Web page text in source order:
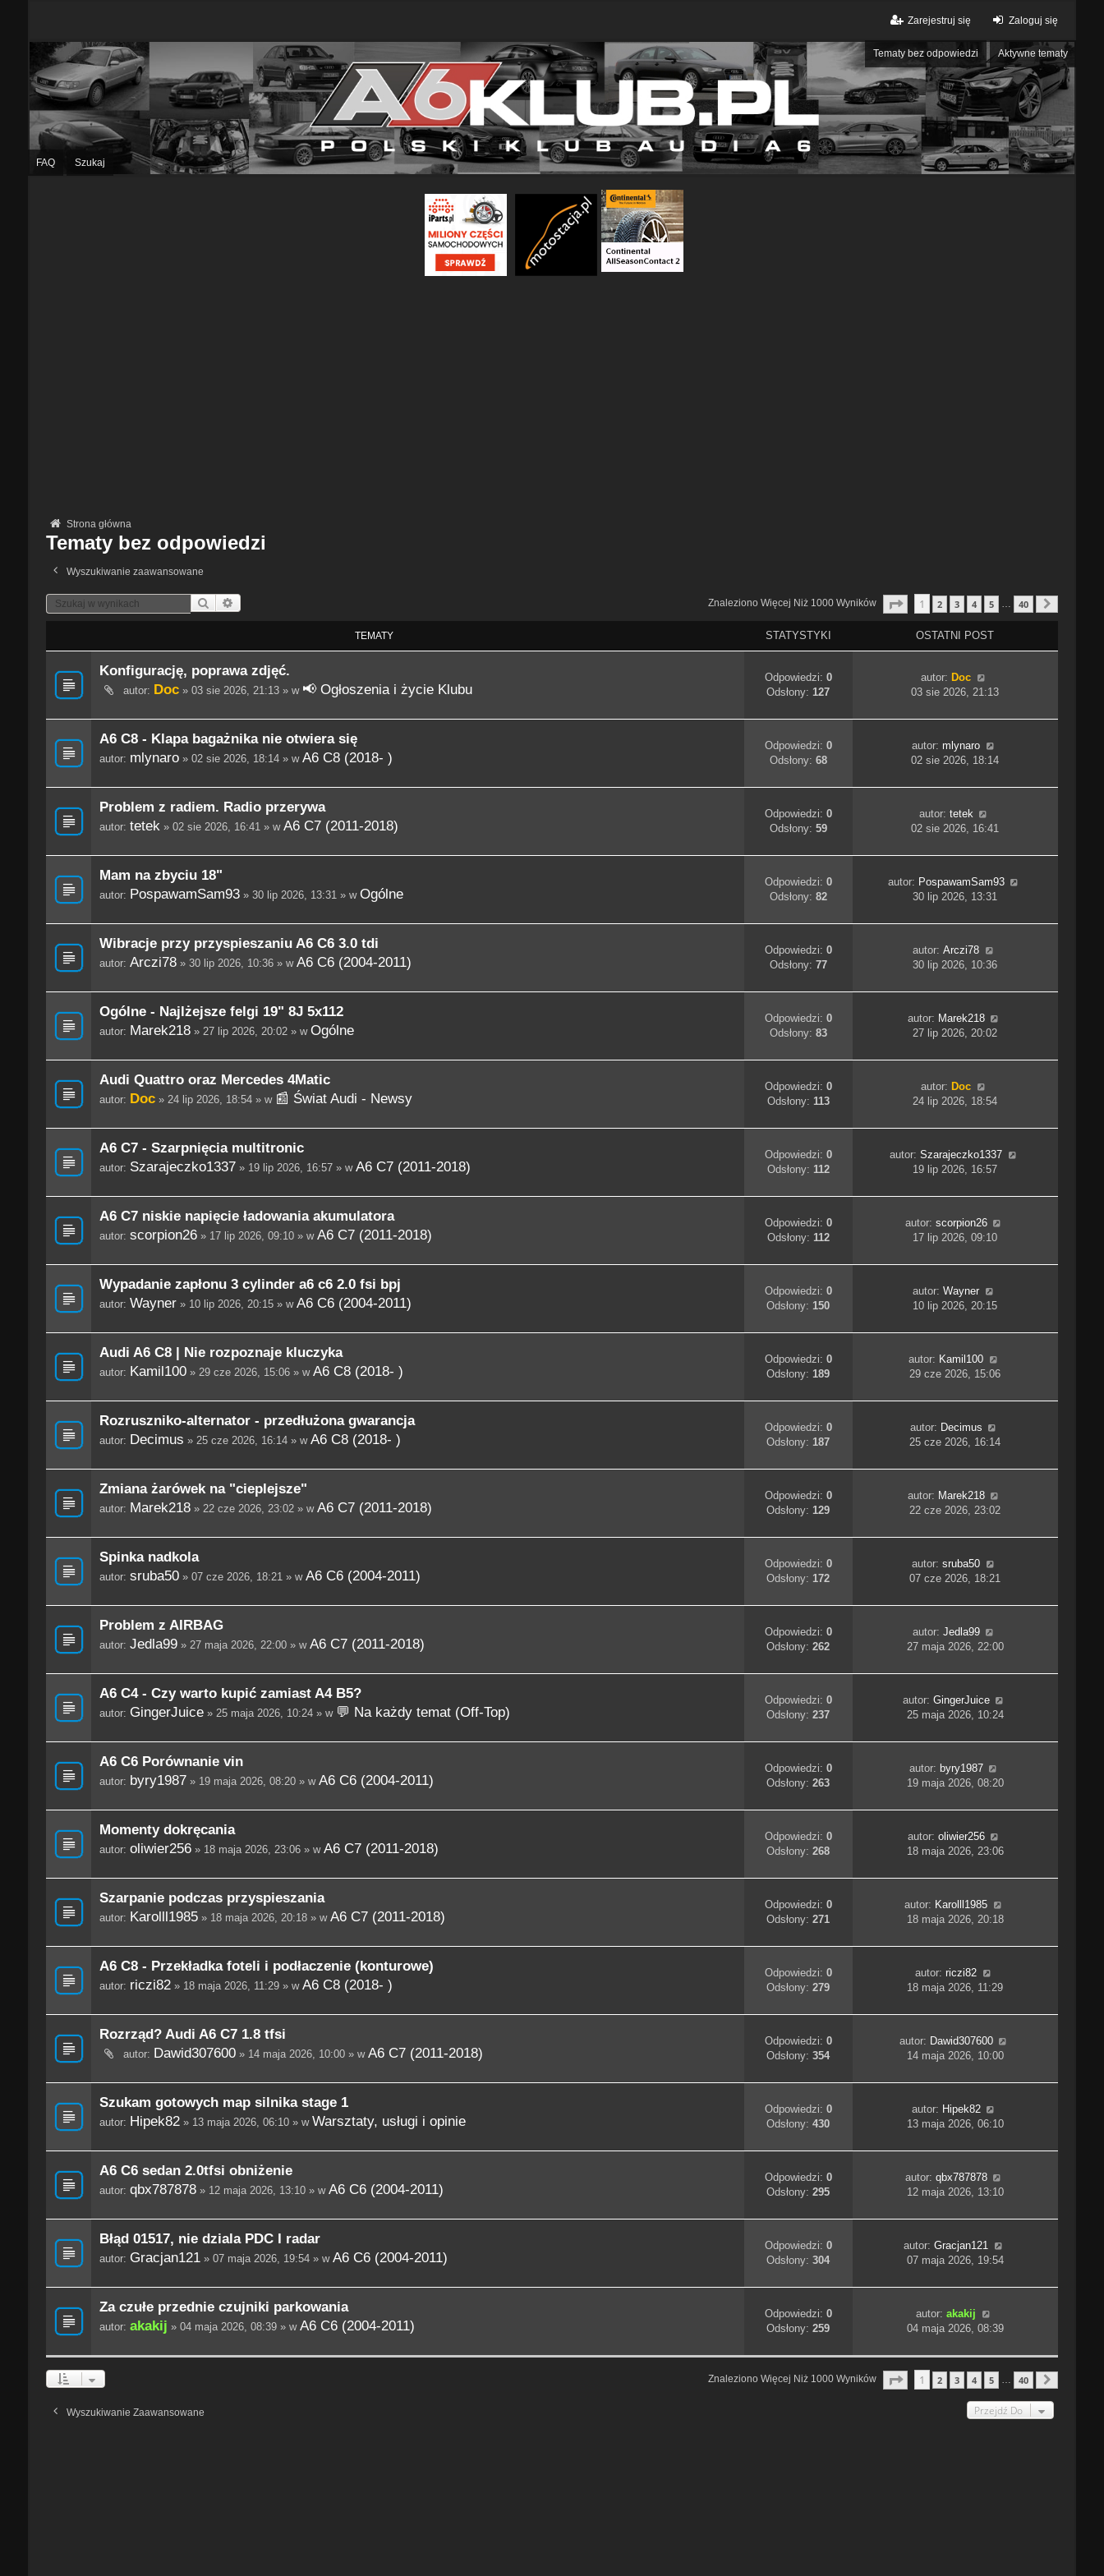
Zaloguj się
Zarejestruj się
Tematy bez odpowiedzi Aktywne tematy
FAQ Szukaj
Strona główna
Tematy bez odpowiedzi
Wyszukiwanie zaawansowane
Szukaj Znaleziono Więcej Niż 1000 Wyników Strona 1Z 40
1 2 3 4 5 … 40
TEMATY STATYSTYKI OSTATNI POST
Konfigurację, poprawa zdjęć.
autor: Doc» 03 sie 2026, 21:13 » w 📢 Ogłoszenia i życie Klubu
Odpowiedzi: 0
Odsłony:127
autor: Doc
03 sie 2026, 21:13
A6 C8 - Klapa bagażnika nie otwiera się
autor: mlynaro» 02 sie 2026, 18:14 » w A6 C8 (2018- )
Odpowiedzi: 0
Odsłony: 68
autor: mlynaro
02 sie 2026, 18:14
Problem z radiem. Radio przerywa
autor: tetek» 02 sie 2026, 16:41 » w A6 C7 (2011-2018)
Odpowiedzi: 0
Odsłony: 59
autor: tetek
02 sie 2026, 16:41
Mam na zbyciu 18"
autor: PospawamSam93» 30 lip 2026, 13:31 » w Ogólne
Odpowiedzi: 0
Odsłony: 82
autor: PospawamSam93
30 lip 2026, 13:31
Wibracje przy przyspieszaniu A6 C6 3.0 tdi
autor: Arczi78» 30 lip 2026, 10:36 » w A6 C6 (2004-2011)
Odpowiedzi: 0
Odsłony: 77
autor:Arczi78
30 lip 2026, 10:36
Ogólne - Najlżejsze felgi 19" 8J 5x112
autor: Marek218» 27 lip 2026, 20:02 » w Ogólne
Odpowiedzi: 0
Odsłony: 83
autor: Marek218
27 lip 2026, 20:02
Audi Quattro oraz Mercedes 4Matic
autor: Doc» 24 lip 2026, 18:54 » w 📰 Świat Audi - Newsy
Odpowiedzi: 0
Odsłony: 113
autor: Doc
24 lip 2026, 18:54
A6 C7 - Szarpnięcia multitronic
autor: Szarajeczko1337 » 19 lip 2026, 16:57 » w A6 C7 (2011-2018)
Odpowiedzi: 0
Odsłony: 112
autor:Szarajeczko1337
19 lip 2026, 16:57
A6 C7 niskie napięcie ładowania akumulatora
autor: scorpion26» 17 lip 2026, 09:10 » w A6 C7 (2011-2018)
Odpowiedzi: 0
Odsłony: 112
autor: scorpion26
17 lip 2026, 09:10
Wypadanie zapłonu 3 cylinder a6 c6 2.0 fsi bpj
autor: Wayner» 10 lip 2026, 20:15 » w A6 C6 (2004-2011)
Odpowiedzi: 0
Odsłony:150
autor:Wayner
10 lip 2026, 20:15
Audi A6 C8 | Nie rozpoznaje kluczyka
autor: Kamil100» 29 cze 2026, 15:06 » w A6 C8 (2018- )
Odpowiedzi: 0
Odsłony:189
autor: Kamil100
29 cze 2026, 15:06
Rozruszniko-alternator - przedłużona gwarancja
autor: Decimus » 25 cze 2026, 16:14 » w A6 C8 (2018- )
Odpowiedzi: 0
Odsłony:187
autor: Decimus
25 cze 2026, 16:14
Zmiana żarówek na "cieplejsze"
autor: Marek218» 22 cze 2026, 23:02 » w A6 C7 (2011-2018)
Odpowiedzi: 0
Odsłony:129
autor: Marek218
22 cze 2026, 23:02
Spinka nadkola
autor: sruba50» 07 cze 2026, 18:21 » w A6 C6 (2004-2011)
Odpowiedzi: 0
Odsłony:172
autor:sruba50
07 cze 2026, 18:21
Problem z AIRBAG
autor: Jedla99» 27 maja 2026, 22:00 » w A6 C7 (2011-2018)
Odpowiedzi: 0
Odsłony:262
autor: Jedla99
27 maja 2026, 22:00
A6 C4 - Czy warto kupić zamiast A4 B5?
autor: GingerJuice» 25 maja 2026, 10:24 » w 💬 Na każdy temat (Off-Top)
Odpowiedzi: 0
Odsłony:237
autor: GingerJuice
25 maja 2026, 10:24
A6 C6 Porównanie vin
autor: byry1987 » 19 maja 2026, 08:20 » w A6 C6 (2004-2011)
Odpowiedzi: 0
Odsłony:263
autor: byry1987
19 maja 2026, 08:20
Momenty dokręcania
autor: oliwier256» 18 maja 2026, 23:06 » w A6 C7 (2011-2018)
Odpowiedzi: 0
Odsłony:268
autor: oliwier256
18 maja 2026, 23:06
Szarpanie podczas przyspieszania
autor: Karolll1985» 18 maja 2026, 20:18 » w A6 C7 (2011-2018)
Odpowiedzi: 0
Odsłony:271
autor: Karolll1985
18 maja 2026, 20:18
A6 C8 - Przekładka foteli i podłaczenie (konturowe)
autor: riczi82» 18 maja 2026, 11:29 » w A6 C8 (2018- )
Odpowiedzi: 0
Odsłony:279
autor:riczi82
18 maja 2026, 11:29
Rozrząd? Audi A6 C7 1.8 tfsi
autor: Dawid307600» 14 maja 2026, 10:00 » w A6 C7 (2011-2018)
Odpowiedzi: 0
Odsłony:354
autor: Dawid307600
14 maja 2026, 10:00
Szukam gotowych map silnika stage 1
autor: Hipek82» 13 maja 2026, 06:10 » w Warsztaty, usługi i opinie
Odpowiedzi: 0
Odsłony:430
autor: Hipek82
13 maja 2026, 06:10
A6 C6 sedan 2.0tfsi obniżenie
autor: qbx787878» 12 maja 2026, 13:10 » w A6 C6 (2004-2011)
Odpowiedzi: 0
Odsłony:295
autor: qbx787878
12 maja 2026, 13:10
Błąd 01517, nie dziala PDC I radar
autor: Gracjan121» 07 maja 2026, 19:54 » w A6 C6 (2004-2011)
Odpowiedzi: 0
Odsłony:304
autor:Gracjan121
07 maja 2026, 19:54
Za czułe przednie czujniki parkowania
autor: akakij » 04 maja 2026, 08:39 » w A6 C6 (2004-2011)
Odpowiedzi: 0
Odsłony:259
autor:akakij
04 maja 2026, 08:39
Znaleziono Więcej Niż 1000 Wyników Strona 1Z 40
1 2 3 4 5 … 40
Wyszukiwanie Zaawansowane Przejdź Do